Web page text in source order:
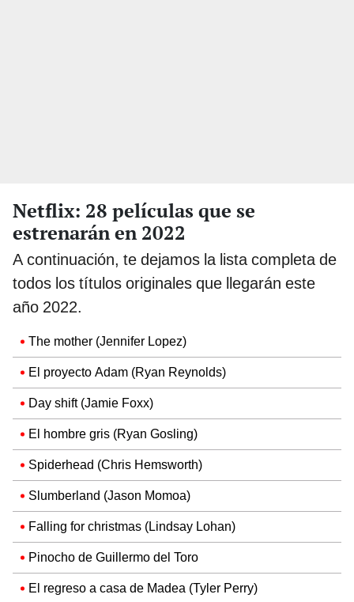
Netflix: 28 películas que se
estrenarán en 2022
A continuación, te dejamos la lista completa de
todos los títulos originales que llegarán este
año 2022.
The mother (Jennifer Lopez)
El proyecto Adam (Ryan Reynolds)
Day shift (Jamie Foxx)
El hombre gris (Ryan Gosling)
Spiderhead (Chris Hemsworth)
Slumberland (Jason Momoa)
Falling for christmas (Lindsay Lohan)
Pinocho de Guillermo del Toro
El regreso a casa de Madea (Tyler Perry)